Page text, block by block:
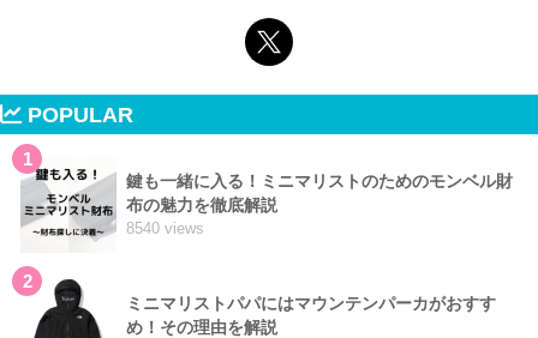
POPULAR
1
鍵も一緒に入る！ミニマリストのためのモンベル財
布の魅力を徹底解説
8540 views
2
ミニマリストパパにはマウンテンパーカがおすす
め！その理由を解説